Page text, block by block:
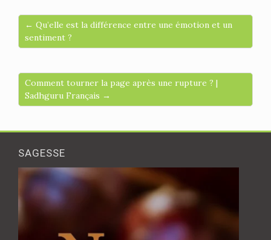
← Qu’elle est la différence entre une émotion et un
sentiment ?
Comment tourner la page après une rupture ? |
Sadhguru Français →
SAGESSE